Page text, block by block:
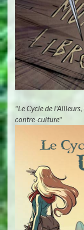
"Le Cycle de
contre-culture"